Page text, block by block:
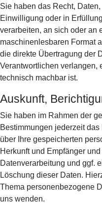
Sie haben das Recht,
Einwilligung oder in
verarbeiten, an sich oder an
maschinenlesbaren Format
die direkte Übertragung der
Verantwortlichen verlangen,
technisch machbar ist.
Auskunft,
Sie haben im Rahmen der
Bestimmungen jederzeit
über Ihre gespeicherten
Herkunft und Empfänger
Datenverarbeitung und ggf.
Löschung dieser Daten.
Thema personenbezogene
uns wenden.